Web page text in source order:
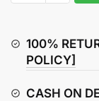
Axle
Rod
100%
POLICY]
CASH ON